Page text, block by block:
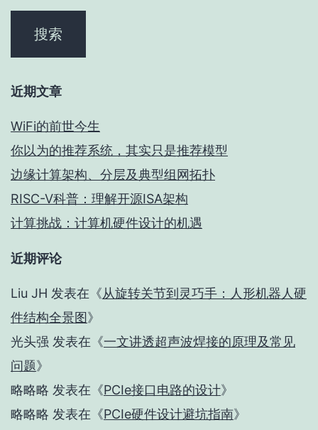
近期文章
WiFi的前世今生
你以为的推荐系统，其实只是推荐模型
边缘计算架构、分层及典型组网拓扑
RISC-V科普：理解开源ISA架构
计算挑战：计算机硬件设计的机遇
近期评论
Liu JH 发表在《从旋转关节到灵巧手：人形机器人硬
件结构全景图》
光头强 发表在《一文讲透超声波焊接的原理及常见
问题》
略略略 发表在《PCIe接口电路的设计》
略略略 发表在《PCIe硬件设计避坑指南》